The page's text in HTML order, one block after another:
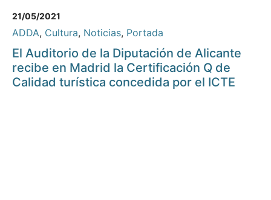
21/05/2021
ADDA, Cultura, Noticias, Portada
El Auditorio de la Diputación de Alicante
recibe en Madrid la Certificación Q de
Calidad turística concedida por el ICTE